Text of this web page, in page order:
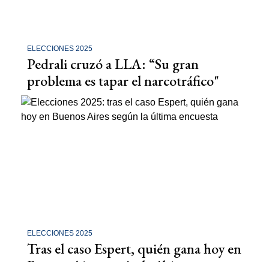
ELECCIONES 2025
Pedrali cruzó a LLA: “Su gran
problema es tapar el narcotráfico"
ELECCIONES 2025
Tras el caso Espert, quién gana hoy en